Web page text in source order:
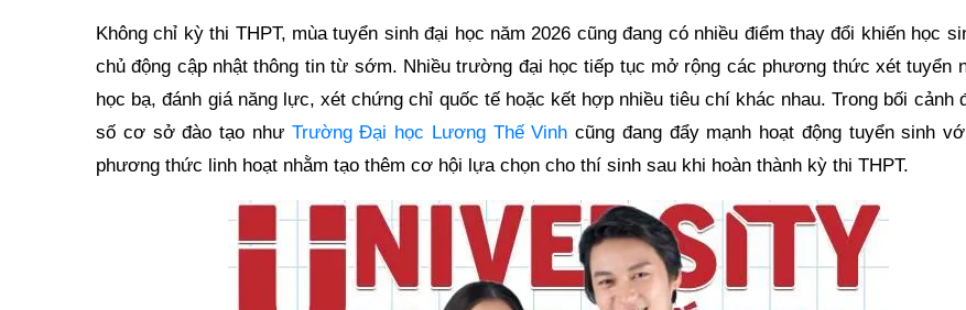
Không chỉ kỳ thi THPT, mùa tuyển sinh đại học năm 2026 cũng đang có nhiều điểm thay đổi khiến học
chủ động cập nhật thông tin từ sớm. Nhiều trường đại học tiếp tục mở rộng các phương thức xét tuyển
học bạ, đánh giá năng lực, xét chứng chỉ quốc tế hoặc kết hợp nhiều tiêu chí khác nhau. Trong bối cảnh
số cơ sở đào tạo như Trường Đại học Lương Thế Vinh cũng đang đẩy mạnh hoạt động tuyển sinh
phương thức linh hoạt nhằm tạo thêm cơ hội lựa chọn cho thí sinh sau khi hoàn thành kỳ thi THPT.